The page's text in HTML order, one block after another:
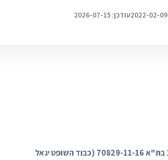
2022-02-09עודכן: 2026-07-15
ערעור על החלטת בית משפט השלום בת"א-יפו מיום 17.03.2021 בת"א 70829-11-16 (כבוד השופט יגאל